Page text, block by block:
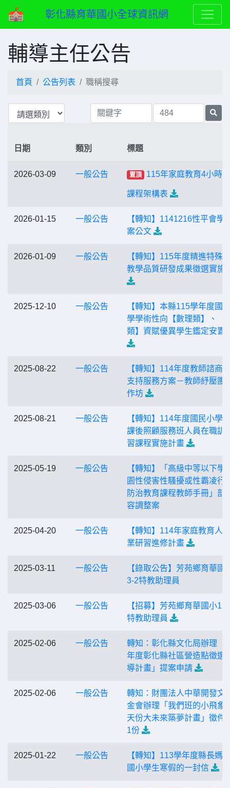
彰化縣育華國小全球資訊網
輔導主任公告
首頁 公告列表 職稱搜尋
日期 類別 標題
2026-03-09 一般公告 置頂 115年家庭教育4小時
課程架構表
2026-01-15 一般公告
【轉知】1141216性平會學
案公文
2026-01-09 一般公告
【轉知】115年度精進特殊
教學品質研發成果徵選實施
2025-12-10 一般公告
【轉知】本縣115學年度國
學學術性向【數理類】、【
類】資賦優異學生鑑定安置
2025-08-22 一般公告
【轉知】114年度教師諮商
支持服務方案－教師紓壓團
作坊
2025-08-21 一般公告
【轉知】114年度國民小學
課後照顧服務班人員在職訓
習課程實施計畫
2025-05-19 一般公告
【轉知】「高級中等以下學
園性侵害性騷擾或性霸凌行
防治教育課程教師手冊」部
容調整案
2025-04-20 一般公告
【轉知】114年家庭教育人
業研習進修計畫
2025-03-11 一般公告
【錄取公告】芳苑鄉育華國
3-2特教助理員
2025-03-06 一般公告
【招募】芳苑鄉育華國小
特教助理員
2025-02-06 一般公告
轉知：彰化縣文化局辦理「
年度彰化縣社區營造點徵選
導計畫」提案申請
2025-02-06 一般公告
轉知：財團法人中華開發文
金會辦理「我們班的小飛象
天份大未來築夢計畫」徵件
1份
2025-01-22 一般公告
【轉知】113學年度縣長媽
國小學生寒假的一封信